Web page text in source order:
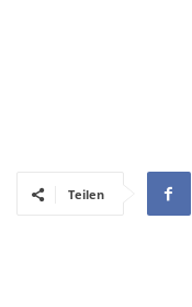
Teilen